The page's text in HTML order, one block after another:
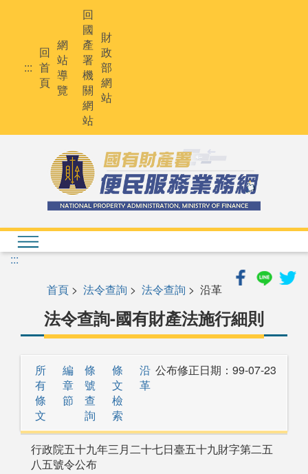
:::
回
首
頁
網
站
導
覽
回
國
產
署
機
關
網
站
財
政
部
網
站
:::
首頁 > 法令查詢 > 法令查詢 > 沿革
法令查詢-國有財產法施行細則
所
有
條
文
編
章
節
條
號
查
詢
條
文
檢
索
沿
革
公布修正日期： 99-07-23
行政院五十九年三月二十七日臺五十九財字第二五
八五號令公布